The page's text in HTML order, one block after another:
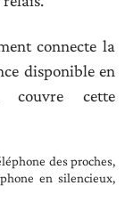
connecte la
disponible en
couvre cette
des proches,
en silencieux,